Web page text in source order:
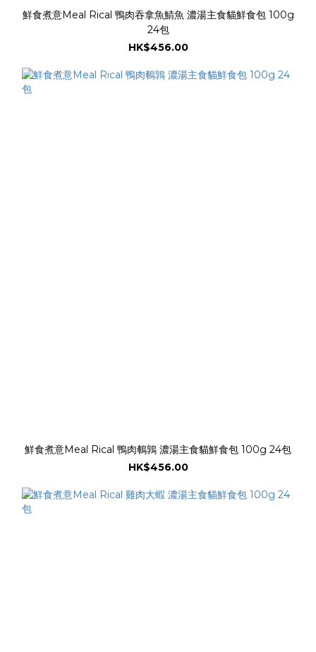
鮮食煮意Meal Rical 鴨肉吞拿魚鯖魚 濃湯主食貓鮮食包 100g
24包
HK$456.00
鮮食煮意Meal Rical 鴨肉鵪鶉 濃湯主食貓鮮食包 100g 24包
HK$456.00